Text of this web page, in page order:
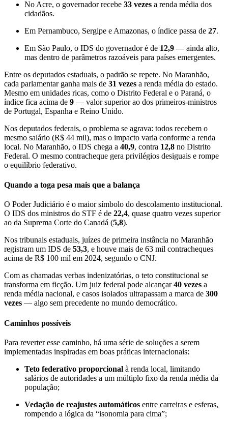
No Acre, o governador recebe 33 vezes a renda média dos
cidadãos.
Em Pernambuco, Sergipe e Amazonas, o índice passa de 27.
Em São Paulo, o IDS do governador é de 12,9 — ainda alto,
mas dentro de parâmetros razoáveis para países emergentes.
Entre os deputados estaduais, o padrão se repete. No Maranhão,
cada parlamentar ganha mais de 31 vezes a renda média do estado.
Mesmo em unidades ricas, como o Distrito Federal e o Paraná, o
índice fica acima de 9 — valor superior ao dos primeiros-ministros
de Portugal, Espanha e Reino Unido.
Nos deputados federais, o problema se agrava: todos recebem o
mesmo salário (R$ 44 mil), mas o impacto varia conforme a renda
local. No Maranhão, o IDS chega a 40,9, contra 12,8 no Distrito
Federal. O mesmo contracheque gera privilégios desiguais e rompe
o equilíbrio federativo.
Quando a toga pesa mais que a balança
O Poder Judiciário é o maior símbolo do descolamento institucional.
O IDS dos ministros do STF é de 22,4, quase quatro vezes superior
ao da Suprema Corte do Canadá (5,8).
Nos tribunais estaduais, juízes de primeira instância no Maranhão
registram um IDS de 53,3, e houve mais de 63 mil contracheques
acima de R$ 100 mil em 2024, segundo o CNJ.
Com as chamadas verbas indenizatórias, o teto constitucional se
transforma em ficção. Um juiz federal pode alcançar40 vezes a
renda média nacional, e casos isolados ultrapassam a marca de 300
vezes — algo sem precedente no mundo democrático.
Caminhos possíveis
Para reverter esse caminho, há uma série de soluções a serem
implementadas inspiradas em boas práticas internacionais:
Teto federativo proporcional à renda local, limitando
salários de autoridades a um múltiplo fixo da renda média da
população;
Vedação de reajustes automáticos entre carreiras e esferas,
rompendo a lógica da “isonomia para cima”;